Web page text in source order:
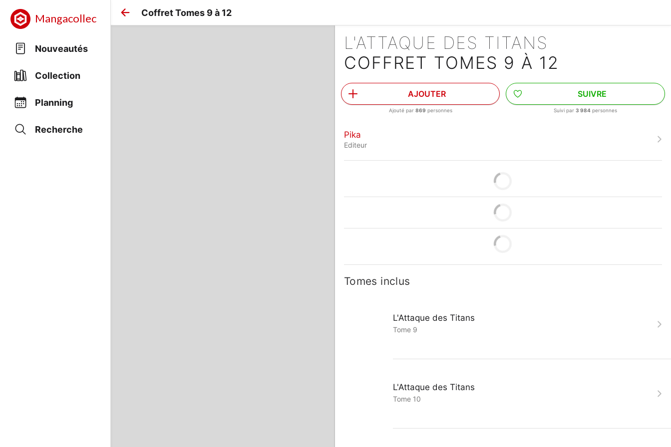
Mangacollec
Nouveautés
Collection
Planning
Recherche
Coffret Tomes 9 à 12
L'ATTAQUE DES TITANS
COFFRET TOMES 9 À 12
AJOUTER
Ajouté par 869 personnes
SUIVRE
Suivi par3 984 personnes
Pika
Editeur
Tomes inclus
L'Attaque des Titans
Tome 9
L'Attaque des Titans
Tome 10